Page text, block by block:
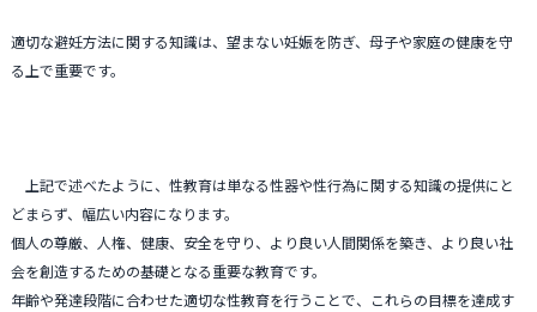
適切な避妊方法に関する知識は、望まない妊娠を防ぎ、母子や家庭の健康を守
る上で重要です。
上記で述べたように、性教育は単なる性器や性行為に関する知識の提供にと
どまらず、幅広い内容になります。
個人の尊厳、人権、健康、安全を守り、より良い人間関係を築き、より良い社
会を創造するための基礎となる重要な教育です。
年齢や発達段階に合わせた適切な性教育を行うことで、これらの目標を達成す